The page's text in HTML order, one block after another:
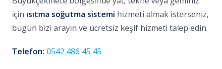
için ısıtma soğutma sistemi hizmeti almak isterseniz,
bugün bizi arayın ve ücretsiz keşif hizmeti talep edin.
Telefon: 0542 486 45 45